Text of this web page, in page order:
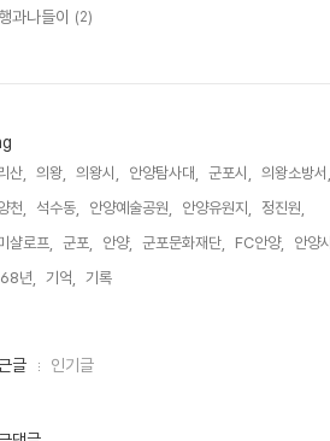
과나들이 (2)
산, 의왕, 의왕시, 안양탐사대, 군포시,
의왕소방서,
천,
석수동, 안양예술공원, 안양유원지,
정진원,
샬로프,
군포, 안양, 군포문화재단, FC안양,
안양시,
년,
기억, 기록,
글 인기글